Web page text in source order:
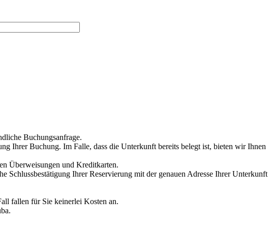
Buchungsanfrage.
Ihrer Buchung. Im Falle, dass die Unterkunft bereits belegt ist, bieten wir Ihnen
Überweisungen und Kreditkarten.
Ihrer Reservierung mit der genauen Adresse Ihrer Unterkunft
fallen für Sie keinerlei Kosten an.